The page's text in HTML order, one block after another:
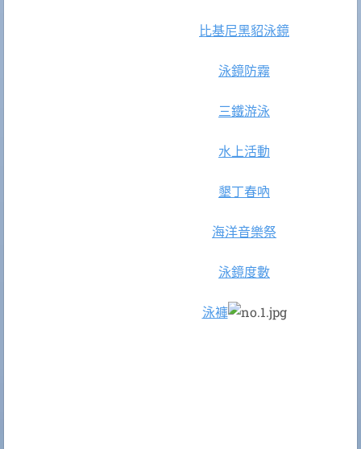
比基尼黑貂泳鏡
泳鏡防霧
三鐵游泳
水上活動
墾丁春吶
海洋音樂祭
泳鏡度數
泳褲